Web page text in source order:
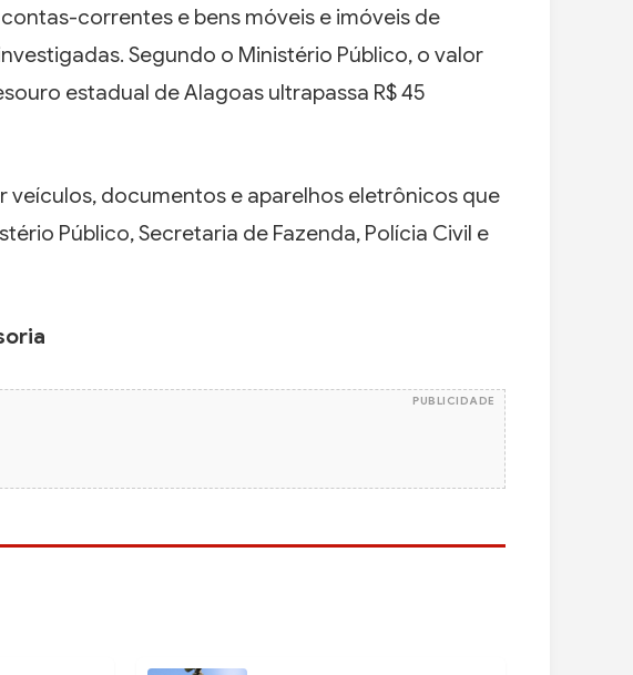
correntes e bens móveis e imóveis de
Segundo o Ministério Público, o valor
estadual de Alagoas ultrapassa R$ 45
veículos, documentos e aparelhos eletrônicos que
Público, Secretaria de Fazenda, Polícia Civil e
PUBLICIDADE